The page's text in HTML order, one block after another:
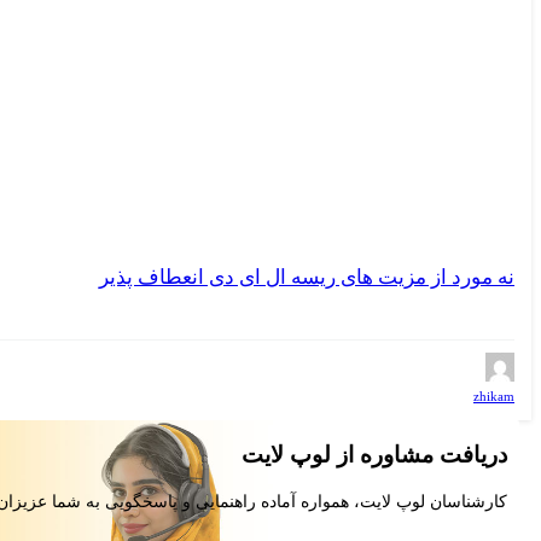
نه مورد از مزیت های ریسه ال ای دی انعطاف پذیر
zhikam
دریافت مشاوره از لوپ لایت
کارشناسان لوپ لایت، همواره آماده راهنمایی و پاسخگویی به شما